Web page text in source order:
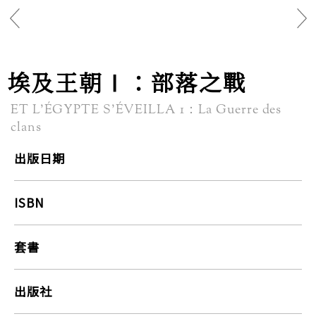
埃及王朝Ⅰ：部落之戰
ET L’ÉGYPTE S’ÉVEILLA 1：La Guerre des
clans
出版日期
ISBN
套書
出版社